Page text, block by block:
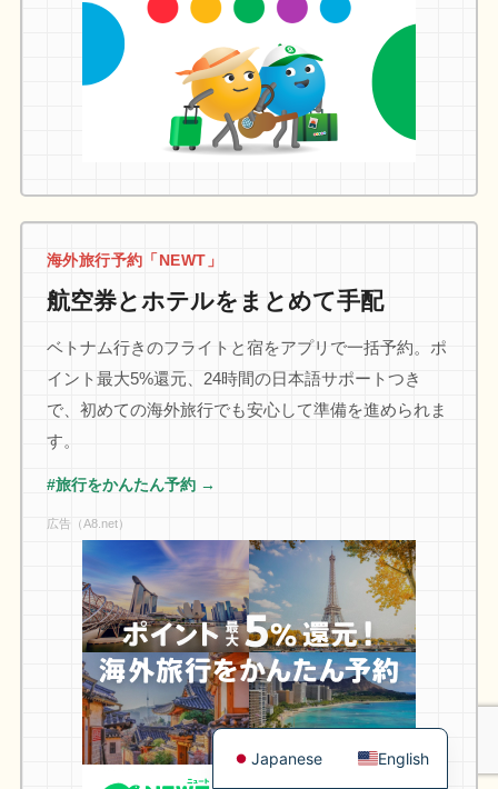
海外旅行予約「NEWT」
航空券とホテルをまとめて手配
ベトナム行きのフライトと宿をアプリで一括予約。ポ
イント最大5%還元、24時間の日本語サポートつき
で、初めての海外旅行でも安心して準備を進められま
す。
#旅行をかんたん予約 →
広告（A8.net）
Japanese English